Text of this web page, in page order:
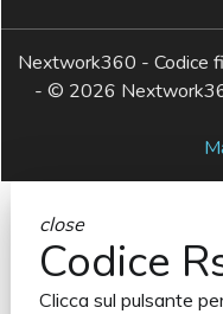
Nextwork360 - Codice
- © 2026
close
Codice
Clicca sul pulsante